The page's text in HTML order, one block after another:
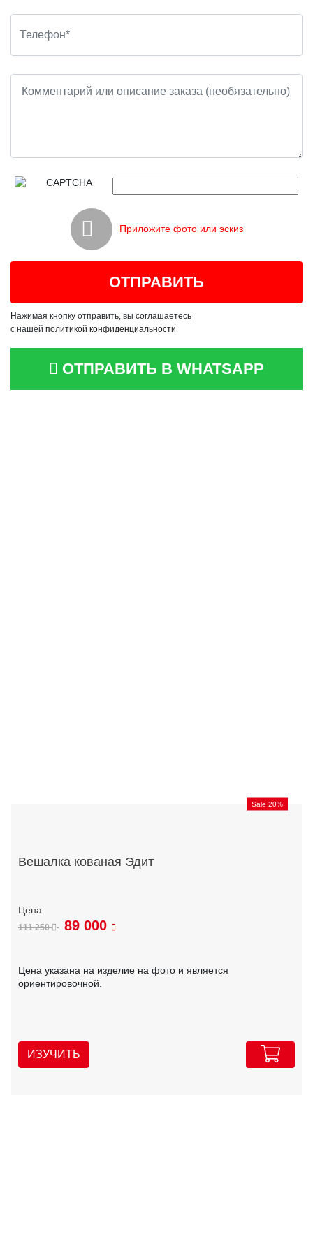
Приложите фото или эскиз
Нажимая кнопку отправить, вы соглашаетесь
с нашей политикой конфиденциальности
ОТПРАВИТЬ В WHATSAPP
Sale 20%
Вешалка кованая Эдит
111 250 89 000
Цена указана на изделие на фото и является
ориентировочной.
ИЗУЧИТЬ